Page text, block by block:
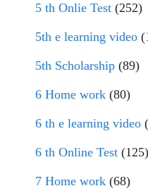
5 th Onlie Test (252)
5th e learning video
5th Scholarship (89)
6 Home work (80)
6 th e learning video
6 th Online Test (125)
7 Home work (68)